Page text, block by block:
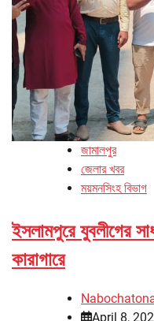
জামালপুর
জেলার খবর
ময়মনসিংহ বিভাগ
ইসলামপুরে যুবলীগের
কারাগারে
April 8,